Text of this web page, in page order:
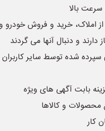
سرعت بالا
املاک، خرید و فروش خودرو
و دنبال آنها می گردند
شده توسط سایر کاربران
بابت آگهی های ویژه
محصولات و کالاها
کار